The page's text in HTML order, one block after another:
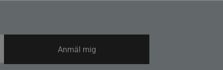
Anmäl mig